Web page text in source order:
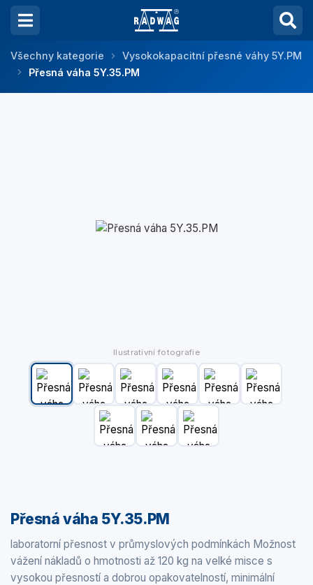
Všechny kategorie
Vysokokapacitní přesné váhy 5Y.PM
Přesná váha 5Y.35.PM
Ilustrativní fotografie
Přesná váha 5Y.35.PM
laboratorní přesnost v průmyslových podmínkách Možnost
vážení nákladů o hmotnosti až 120 kg na velké misce s
vysokou přesností a dobrou opakovatelností, minimální